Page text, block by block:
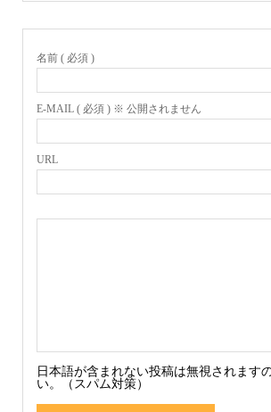
名前 ( 必須 )
E-MAIL ( 必須 ) ※ 公開されません
URL
日本語が含まれない投稿は無視されます
い。（スパム対策）